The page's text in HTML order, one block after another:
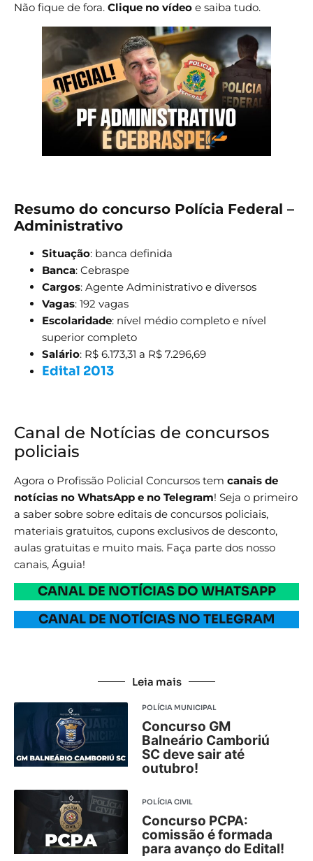
Não fique de fora. Clique no vídeo e saiba tudo.
Resumo do concurso Polícia Federal –
Administrativo
Situação: banca definida
Banca: Cebraspe
Cargos: Agente Administrativo e diversos
Vagas: 192 vagas
Escolaridade: nível médio completo e nível
superior completo
Salário: R$ 6.173,31 a R$ 7.296,69
Edital 2013
Canal de Notícias de concursos
policiais
Agora o Profissão Policial Concursos tem canais de
notícias no WhatsApp e no Telegram! Seja o primeiro
a saber sobre sobre editais de concursos policiais,
materiais gratuitos, cupons exclusivos de desconto,
aulas gratuitas e muito mais. Faça parte dos nosso
canais, Águia!
CANAL DE NOTÍCIAS DO WHATSAPP
CANAL DE NOTÍCIAS NO TELEGRAM
Leia mais
POLÍCIA MUNICIPAL
Concurso GM
Balneário Camboriú
SC deve sair até
outubro!
POLÍCIA CIVIL
Concurso PCPA:
comissão é formada
para avanço do Edital!